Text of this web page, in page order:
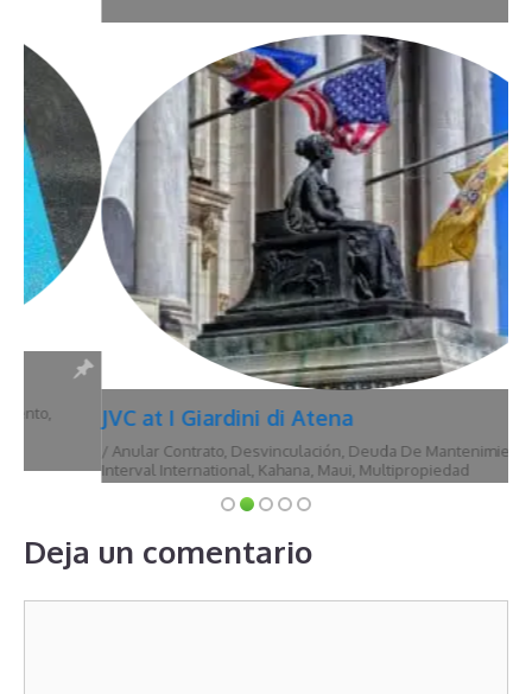
JVC at I Giardini di Atena
Anular Contrato,Desvinculación,Deuda De Mantenimiento,Hawái,
Interval International,Kahana,Maui,Multipropiedad